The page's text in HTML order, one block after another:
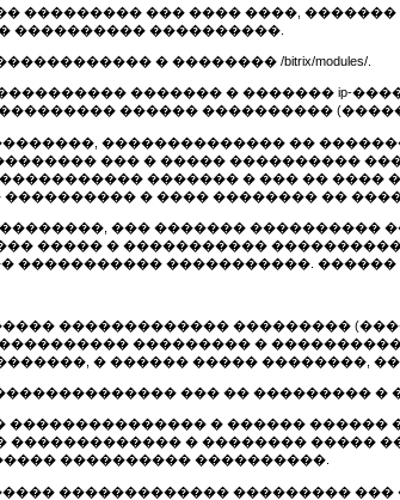
��������� ��� ���� ����,
���������� ����������.
� �������� /bitrix/modules/.
������� � ������� ip-
������ ����������
�������������� ��
��� � ����� ����������
������� � ��� �� ����
� ���� �������� �� ������ https://
��� ������� ����������
����� � �����������
����������� �����������.
������������� ���������
��������� �
� ������ ����� ��������,
��� �� ��������� �
��������������� � ������
� �������� �����
���������� ����������.
������������� ���������